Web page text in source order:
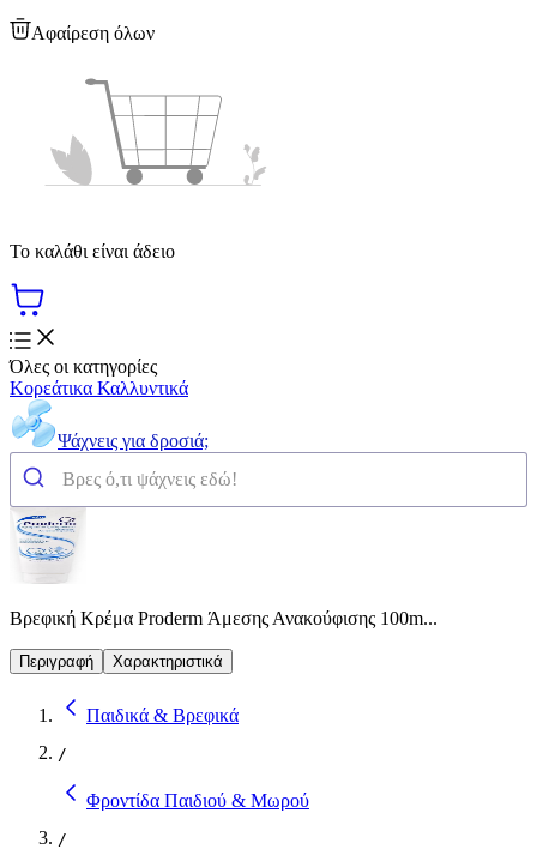
Αφαίρεση όλων
Το καλάθι είναι άδειο
Όλες οι κατηγορίες
Κορεάτικα Καλλυντικά
Ψάχνεις για δροσιά;
Βρεφική Κρέμα Proderm Άμεσης Ανακούφισης 100m...
Περιγραφή Χαρακτηριστικά
Παιδικά & Βρεφικά
/
Φροντίδα Παιδιού & Μωρού
/